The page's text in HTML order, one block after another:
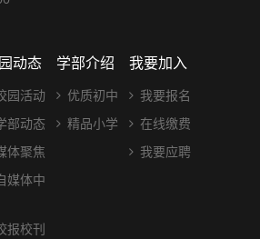
动态
园活动
部动态
体聚焦
媒体中
报校刊
学部介绍
优质初中
精品小学
我要加入
我要报名
在线缴费
我要应聘